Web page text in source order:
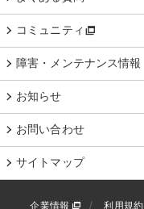
コミュニティ
障害・メンテナンス情報
お知らせ
お問い合わせ
サイトマップ
企業情報 利用規約